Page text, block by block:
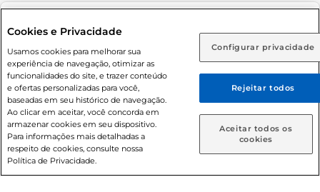
Rio de Janeiro (RJ) Goiás (GO)
Ou
Caso queira comprar online, informe como deseja receber
suas compras:
Entrega em casa Retire em Loja
Adolescente). Preços e condições exclusivos para o
prévio. O valor mínimo para as compras on-line é de R$
80,00.
© 2026 Copyright. Todos os direitos
reservados Prezunic.
Cookies e Privacidade
Usamos cookies para melhorar sua
experiência de navegação, otimizar as
funcionalidades do site, e trazer conteúdo
e ofertas personalizadas para você,
baseadas em seu histórico de navegação.
Ao clicar em aceitar, você concorda em
armazenar cookies em seu dispositivo.
Para informações mais detalhadas a
respeito de cookies, consulte nossa
Política de Privacidade.
Configurar privacidade
Rejeitar todos
Aceitar todos os
cookies